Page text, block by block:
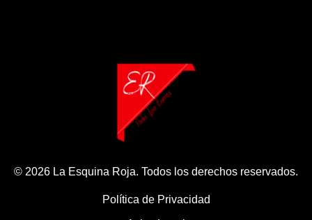
© 2026 La Esquina Roja. Todos los derechos reservados.
Política de Privacidad